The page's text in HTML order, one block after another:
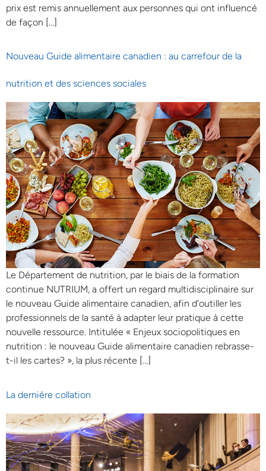
prix est remis annuellement aux personnes qui ont influencé
de façon […]
Nouveau Guide alimentaire canadien : au carrefour de la
nutrition et des sciences sociales
Le Département de nutrition, par le biais de la formation
continue NUTRIUM, a offert un regard multidisciplinaire sur
le nouveau Guide alimentaire canadien, afin d’outiller les
professionnels de la santé à adapter leur pratique à cette
nouvelle ressource. Intitulée « Enjeux sociopolitiques en
nutrition : le nouveau Guide alimentaire canadien rebrasse-
t-il les cartes? », la plus récente […]
La dernière collation